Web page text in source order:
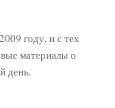
году, и с тех
материалы о
день.